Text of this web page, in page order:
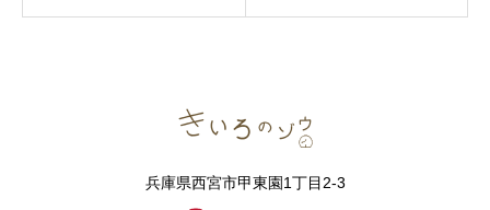
兵庫県西宮市甲東園1丁目2-3